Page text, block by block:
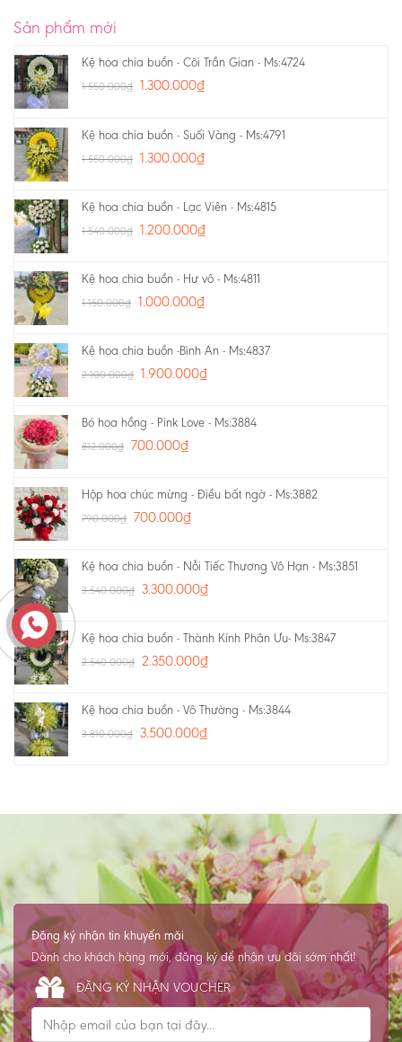
Sản phẩm mới
Kệ hoa chia buồn - Cõi Trần Gian - Ms:4724
1.550.000₫ 1.300.000₫
Kệ hoa chia buồn - Suối Vàng - Ms:4791
1.550.000₫ 1.300.000₫
Kệ hoa chia buồn - Lạc Viên - Ms:4815
1.540.000₫ 1.200.000₫
Kệ hoa chia buồn - Hư vô - Ms:4811
1.150.000₫ 1.000.000₫
Kệ hoa chia buồn -Bình An - Ms:4837
2.100.000₫ 1.900.000₫
Bó hoa hồng - Pink Love - Ms:3884
812.000₫ 700.000₫
Hộp hoa chúc mừng - Điều bất ngờ - Ms:3882
790.000₫ 700.000₫
Kệ hoa chia buồn - Nỗi Tiếc Thương Vô Hạn - Ms:3851
3.540.000₫ 3.300.000₫
Kệ hoa chia buồn - Thành Kính Phân Ưu- Ms:3847
2.540.000₫ 2.350.000₫
Kệ hoa chia buồn - Vô Thường - Ms:3844
3.810.000₫ 3.500.000₫
Đăng ký nhận tin khuyến mãi
Dành cho khách hàng mới, đăng ký để nhận ưu đãi sớm nhất!
ĐĂNG KÝ NHẬN VOUCHER